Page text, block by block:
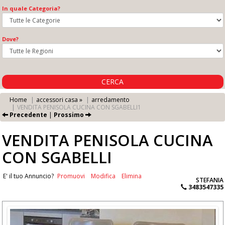
In quale Categoria?
Dove?
CERCA
Home accessori casa »
arredamento
VENDITA PENISOLA CUCINA CON SGABELLI1
Precedente | Prossimo
VENDITA PENISOLA CUCINA
CON SGABELLI
STEFANIA
3483547335
E' il tuo Annuncio? Promuovi Modifica Elimina